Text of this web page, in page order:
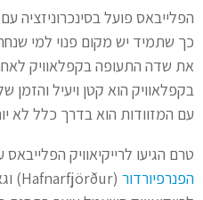
הפלייבאס פועל בסינכרוניזציה
כך שתמיד יש מקום פנוי למי
את שדה התעופה בקפלאוויק
בקפלאוויק הוא קטן ויעיל והזמן
עם המזוודות הוא בדרך כלל לא
טרם הגיעו לרייקיאוויק
הפנרפיורדור